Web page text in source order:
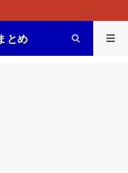
とめ